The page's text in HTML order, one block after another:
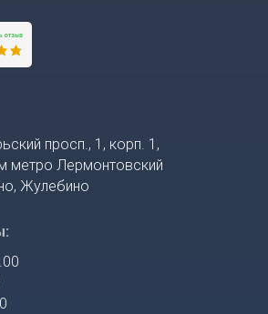
просп., 1, корп. 1,
метро Лермонтовский
Жулебино